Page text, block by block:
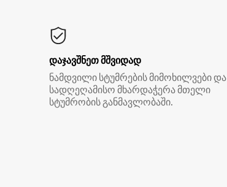
დაჯავშნეთ მშვიდად
ნამდვილი სტუმრების მიმოხილვები და
სადღეღამისო მხარდაჭერა მთელი
სტუმრობის განმავლობაში.